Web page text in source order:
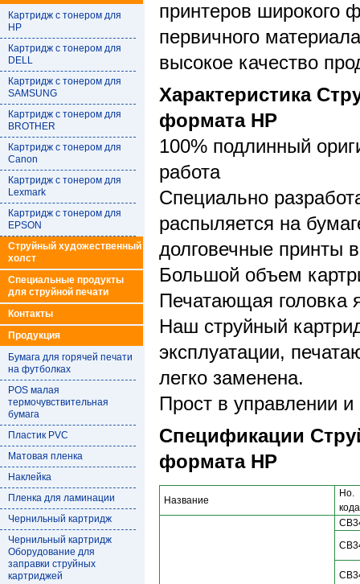
Картридж с тонером для
HP
Картридж с тонером для
DELL
Картридж с тонером для
SAMSUNG
Картридж с тонером для
BROTHER
Картридж с тонером для
Canon
Картридж с тонером для
Lexmark
Картридж с тонером для
EPSON
Струйный художественный
холст
Специальные продукты
для струйной печати
Контакты
Продукция
Бумага для горячей печати
на футболках
POS малая
термочувствительная
бумага
Пластик PVC
Матовая пленка
Наклейка
Пленка для ламинации
Чернильный картридж
Чернильный картридж
Оборудование для
заправки струйных
картриджей
принтеров широкого
первичного
высокое качество
Характеристика
формата HP
100% подлинный
работа
Специально
распыляется на
долговечные принты
Большой объем
Печатающая головка
Наш струйный
эксплуатации,
легко заменена.
Прост в управлении и
Спецификации
формата HP
Название
Но.
кода